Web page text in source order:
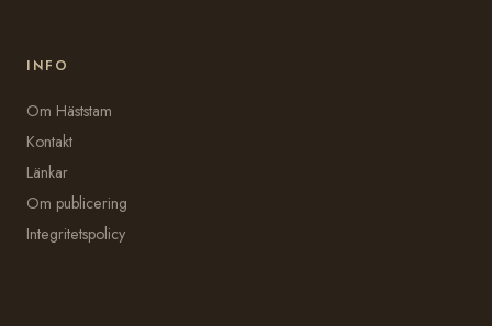
INFO
Om Häststam
Kontakt
Länkar
Om publicering
Integritetspolicy